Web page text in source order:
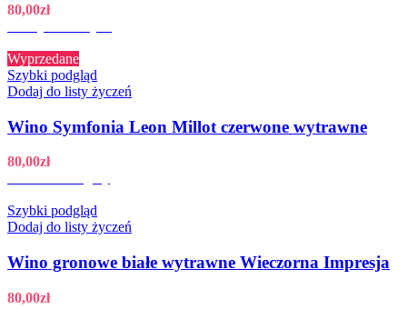
80,00zł
Wyprzedane
Szybki podgląd
Dodaj do listy życzeń
Wino Symfonia Leon Millot czerwone wytrawne
80,00zł
Szybki podgląd
Dodaj do listy życzeń
Wino gronowe białe wytrawne Wieczorna Impresja
80,00zł